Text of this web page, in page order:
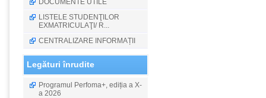
DOCUMENTE UTILE
LISTELE STUDENŢILOR
EXMATRICULAŢI/ R...
CENTRALIZARE INFORMAȚII
Legături înrudite
Programul Perfoma+, ediția a X-
a 2026